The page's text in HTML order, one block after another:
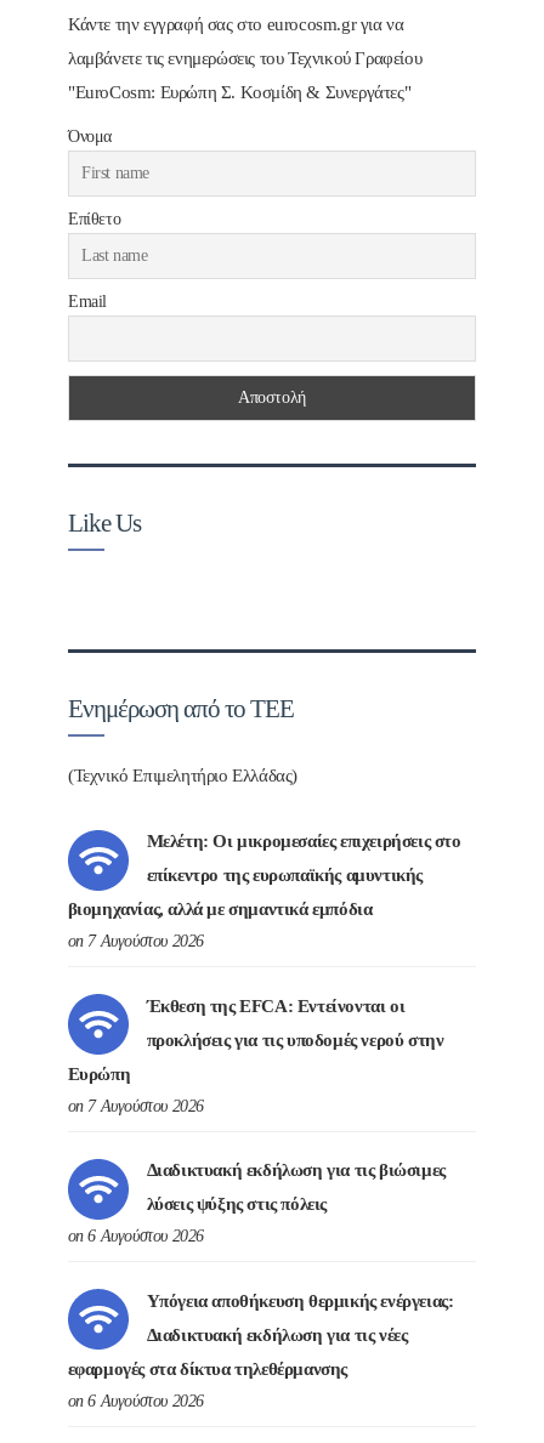
Κάντε την εγγραφή σας στο eurocosm.gr για να
λαμβάνετε τις ενημερώσεις του Τεχνικού Γραφείου
"EuroCosm: Ευρώπη Σ. Κοσμίδη & Συνεργάτες"
Όνομα
Επίθετο
Email
Like Us
Ενημέρωση από το ΤΕΕ
(Τεχνικό Επιμελητήριο Ελλάδας)
Μελέτη: Οι μικρομεσαίες επιχειρήσεις στο
επίκεντρο της ευρωπαϊκής αμυντικής
βιομηχανίας, αλλά με σημαντικά εμπόδια
on 7 Αυγούστου 2026
Έκθεση της EFCA: Εντείνονται οι
προκλήσεις για τις υποδομές νερού στην
Ευρώπη
on 7 Αυγούστου 2026
Διαδικτυακή εκδήλωση για τις βιώσιμες
λύσεις ψύξης στις πόλεις
on 6 Αυγούστου 2026
Υπόγεια αποθήκευση θερμικής ενέργειας:
Διαδικτυακή εκδήλωση για τις νέες
εφαρμογές στα δίκτυα τηλεθέρμανσης
on 6 Αυγούστου 2026